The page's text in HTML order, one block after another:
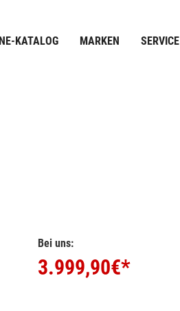
KATALOG MARKEN SERVICE
Bei uns:
3.999,90€*